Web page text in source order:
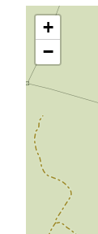
Saltar
mapa
+
−